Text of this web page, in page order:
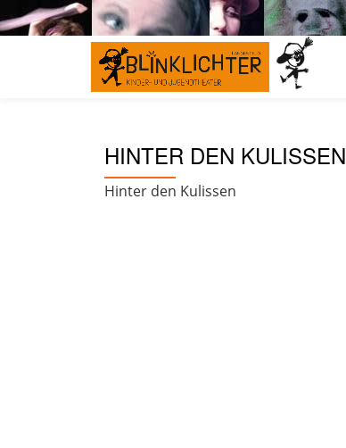
HINTER DEN KULISSEN
Hinter den Kulissen